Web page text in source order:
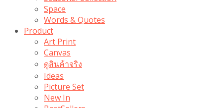
Space
Words & Quotes
Product
Art Print
Canvas
ดูสินค้าจริง
Ideas
Picture Set
New In